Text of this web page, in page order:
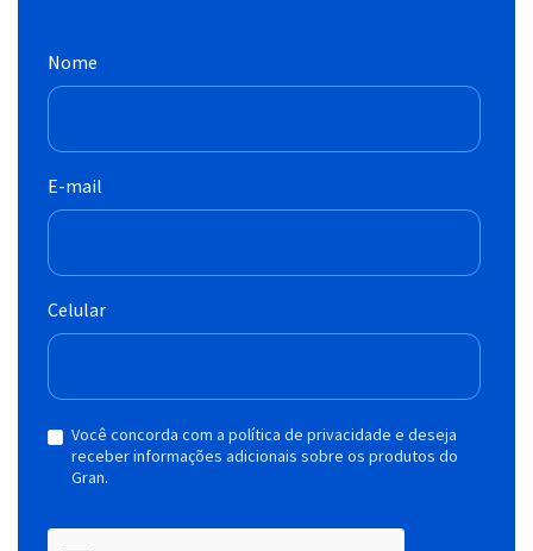
Nome
E-mail
Celular
Você concorda com a política de privacidade e deseja
receber informações adicionais sobre os produtos do
Gran.